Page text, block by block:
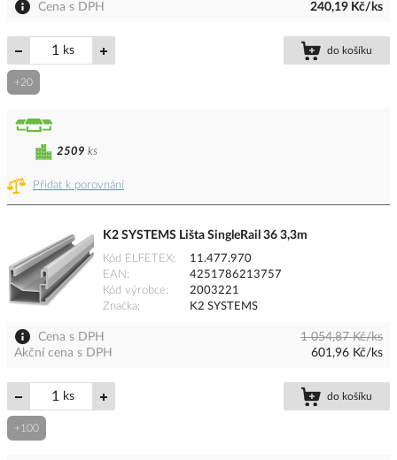
Cena s DPH 240,19 Kč/ks
ks do košíku
+20
Přidat k porovnání
2509 ks
K2 SYSTEMS Lišta SingleRail 36 3,3m
Kód ELFETEX
11.477.970
EAN
4251786213757
Kód výrobce
2003221
Značka
K2 SYSTEMS
Cena s DPH
1 054,87 Kč/ks
Akční cena s DPH
601,96 Kč/ks
ks do košíku
+100